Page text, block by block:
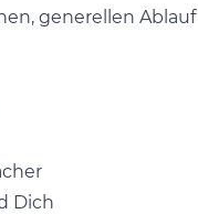
generellen Ablauf
Dich